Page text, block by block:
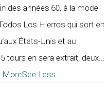
des années 60, à la mode
Los Hierros qui sort en
États-Unis et au
tours en sera extrait, deux...
MoreSee Less